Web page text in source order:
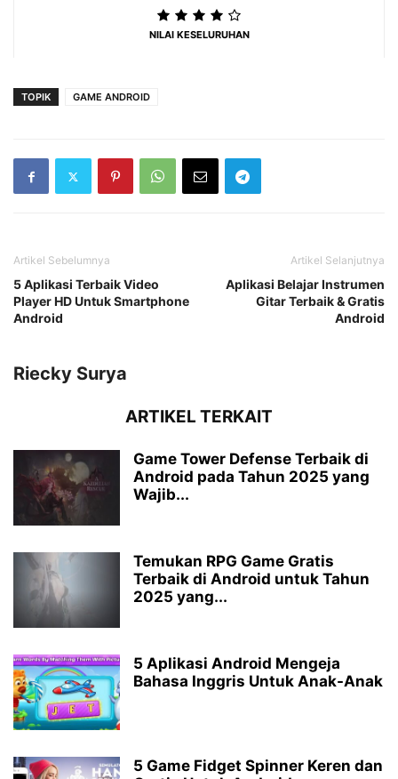
NILAI KESELURUHAN
TOPIK GAME ANDROID
Artikel Sebelumnya
5 Aplikasi Terbaik Video
Player HD Untuk Smartphone
Android
Artikel Selanjutnya
Aplikasi Belajar Instrumen
Gitar Terbaik & Gratis
Android
Riecky Surya
ARTIKEL TERKAIT
Game Tower Defense Terbaik di
Android pada Tahun 2025 yang
Wajib...
Temukan RPG Game Gratis
Terbaik di Android untuk Tahun
2025 yang...
5 Aplikasi Android Mengeja
Bahasa Inggris Untuk Anak-Anak
5 Game Fidget Spinner Keren dan